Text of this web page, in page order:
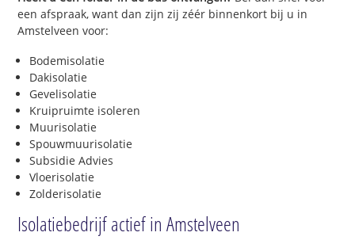
een afspraak, want dan zijn zij zéér binnenkort bij u in
Amstelveen voor:
Bodemisolatie
Dakisolatie
Gevelisolatie
Kruipruimte isoleren
Muurisolatie
Spouwmuurisolatie
Subsidie Advies
Vloerisolatie
Zolderisolatie
Isolatiebedrijf actief in Amstelveen